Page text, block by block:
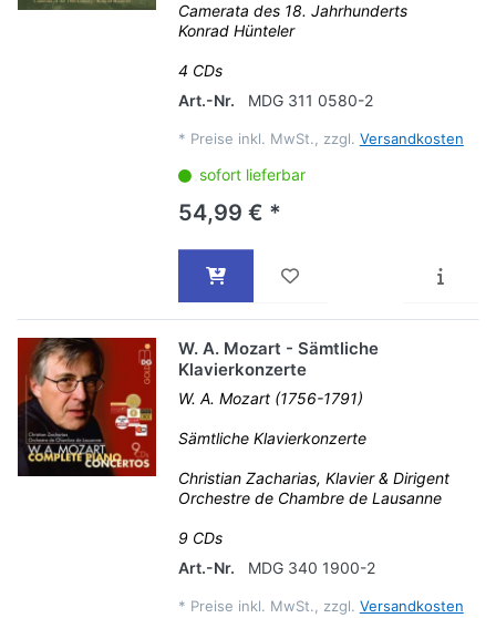
Camerata des 18. Jahrhunderts
Konrad Hünteler
4 CDs
Art.-Nr.
MDG 311 0580-2
* Preise inkl. MwSt., zzgl. Versandkosten
sofort lieferbar
54,99 € *
W. A. Mozart - Sämtliche
Klavierkonzerte
W. A. Mozart (1756-1791)
Sämtliche Klavierkonzerte
Christian Zacharias, Klavier & Dirigent
Orchestre de Chambre de Lausanne
9 CDs
Art.-Nr.
MDG 340 1900-2
* Preise inkl. MwSt., zzgl. Versandkosten